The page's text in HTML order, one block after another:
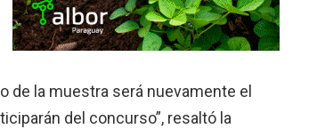
de la muestra será nuevamente el
del concurso”, resaltó la